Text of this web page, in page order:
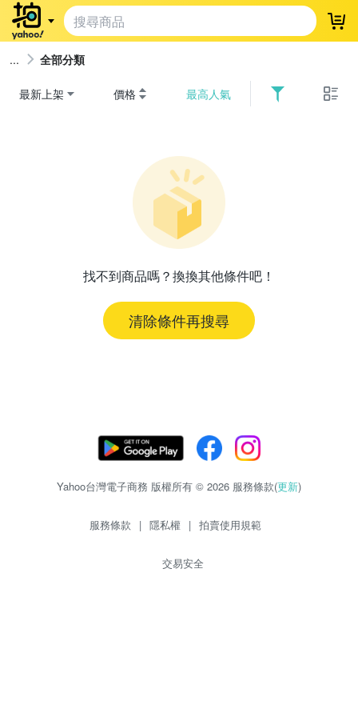
登
全部分類
最新上架 價格 最高人氣
找不到商品嗎？換換其他條件吧！
清除條件再搜尋
Yahoo台灣電子商務 版權所有 © 2026 服務條款(更新)
服務條款 | 隱私權 | 拍賣使用規範
交易安全